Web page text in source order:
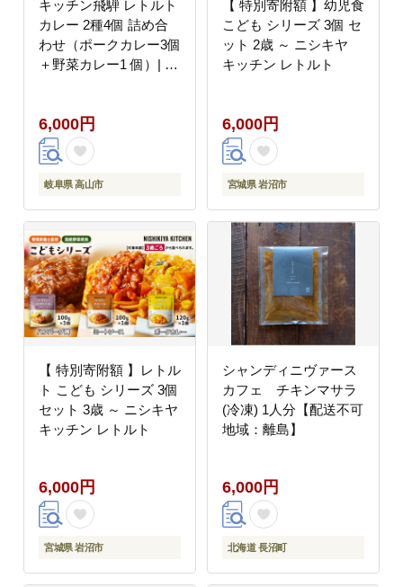
キッチン飛騨 レトルト
カレー 2種4個 詰め合
わせ（ポークカレー3個
＋野菜カレー1 個）| セ
クカレー 大豆ミート入
り 動物性原料不使用 野
菜カレー 飛騨高山 おす
すめ 飛騨ハム
6,000円
岐阜県 高山市
【 特別寄附額 】幼児食
こども シリーズ 3個 セ
ット 2歳 ～ ニシキヤ
キッチン レトルト
6,000円
宮城県 岩沼市
【 特別寄附額 】レトル
ト こども シリーズ 3個
セット 3歳 ～ ニシキヤ
キッチン レトルト
6,000円
宮城県 岩沼市
シャンディニヴァース
カフェ チキンマサラ
(冷凍) 1人分【配送不可
地域：離島】
6,000円
北海道 長沼町